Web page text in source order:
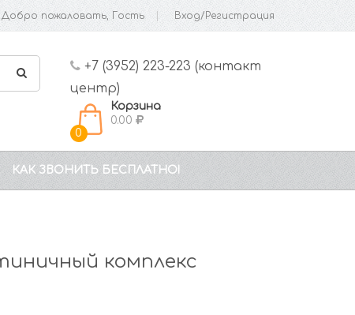
Добро пожаловать, Гость Вход/Регистрация
+7 (3952) 223-223 (контакт
центр)
0
Корзина
0.00
КАК ЗВОНИТЬ БЕСПЛАТНО!
комплекс